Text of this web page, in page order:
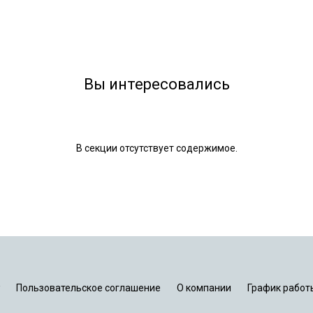
Вы интересовались
В секции отсутствует содержимое.
Пользовательское соглашение О компании График